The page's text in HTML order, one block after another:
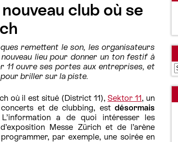
club où se
remettent le son, les organisateurs
lieu pour donner un ton festif à
11 ouvre ses portes aux entreprises, et
briller sur la piste.
où il est situé (District 11), Sektor 11, un
et de clubbing, est désormais
a de quoi intéresser les
Messe Zürich et de l’arène
par exemple, une soirée en